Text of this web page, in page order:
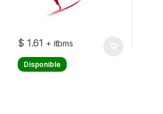
$ 1.61 + itbms
Disponible